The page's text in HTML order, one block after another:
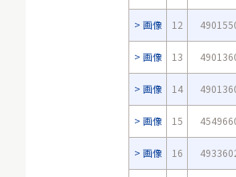
画像 12
画像 13
画像 14
画像 15
画像 16